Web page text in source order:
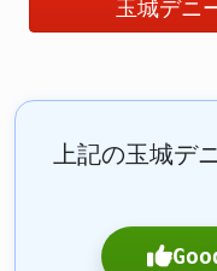
玉城デニ
上記の玉城デ